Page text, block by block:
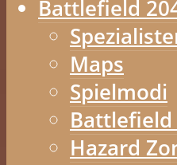
Battlefield
Maps
Spielmodi
Battlefield
Hazard